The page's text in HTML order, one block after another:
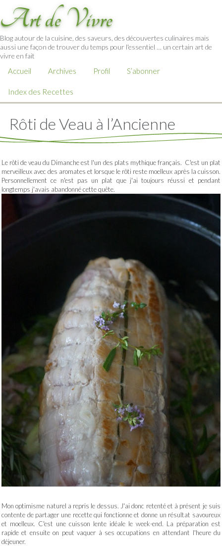
Art de Vivre
Blog autour de la cuisine, des saveurs, des découvertes culinaires mais
aussi une façon de trouver du temps pour l'essentiel … un certain art de
vivre en fait
Accueil Archives Profil S’abonner
Index des Recettes
Rôti de Veau à l’Ancienne
Le rôti de veau du Dimanche est l'un des plats mythique français. C'est un plat
merveilleux avec des aromates et lorsque le rôti reste moelleux après la cuisson.
Personnellement ce n'est pas un plat que j'ai toujours réussi et pendant
longtemps j'avais abandonné cette quête.
Mon optimisme naturel a repris le dessus. J'ai donc retenté et à présent je suis
contente de partager une recette qui fonctionne et donne un résultat savoureux
et moelleux. C'est une cuisson lente idéale le week-end. La préparation est
rapide et ensuite on peut vaquer à ses occupations en attendant l'heure du
déjeuner.